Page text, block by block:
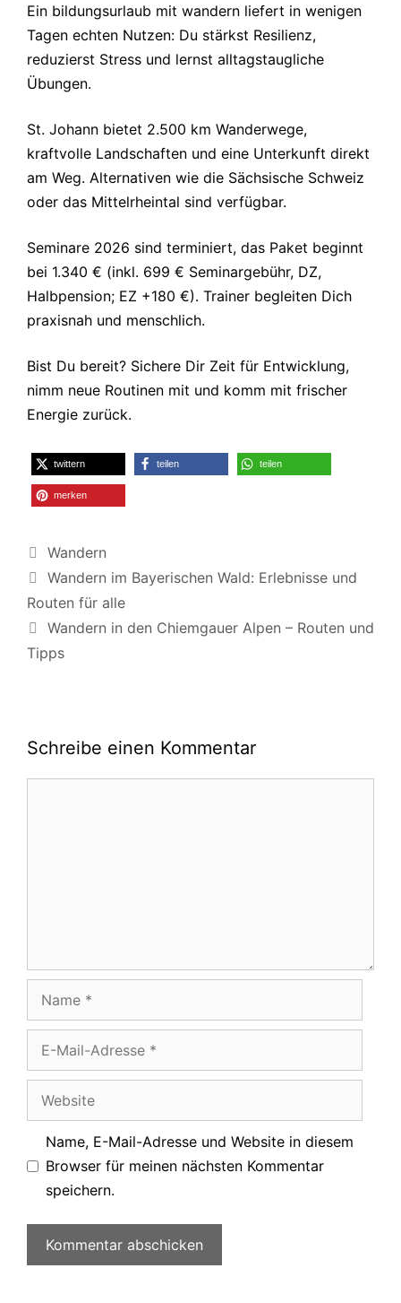
Ein bildungsurlaub mit wandern liefert in wenigen
Tagen echten Nutzen: Du stärkst Resilienz,
reduzierst Stress und lernst alltagstaugliche
Übungen.
St. Johann bietet 2.500 km Wanderwege,
kraftvolle Landschaften und eine Unterkunft direkt
am Weg. Alternativen wie die Sächsische Schweiz
oder das Mittelrheintal sind verfügbar.
Seminare 2026 sind terminiert, das Paket beginnt
bei 1.340 € (inkl. 699 € Seminargebühr, DZ,
Halbpension; EZ +180 €). Trainer begleiten Dich
praxisnah und menschlich.
Bist Du bereit? Sichere Dir Zeit für Entwicklung,
nimm neue Routinen mit und komm mit frischer
Energie zurück.
twittern teilen teilen
merken
Kategorien
Wandern
Wandern im Bayerischen Wald: Erlebnisse und
Routen für alle
Wandern in den Chiemgauer Alpen – Routen und
Tipps
Schreibe einen Kommentar
Name, E-Mail-Adresse und Website in diesem
Browser für meinen nächsten Kommentar
speichern.